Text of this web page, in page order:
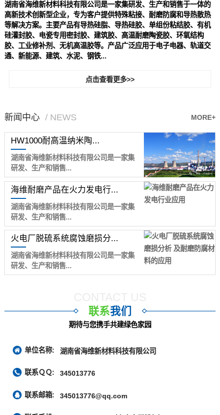
湖南省海维新材料科技有限公司是一家集研发、生产和销售于一体的
高新技术创新型企业，专为客户提供特殊粘接、耐磨防腐和导热散热
等解决方案。主要产品有导热硅脂、导热硅胶、单组份粘结胶、有机
硅灌封胶、电瓷专用密封胶、建筑胶、高温耐磨陶瓷胶、环氧结构
胶、工业修补剂、无机高温胶等。产品广泛应用于电子电器、轨道交
通、新能源、建筑、水泥、钢铁...
点击查看更多>>
新闻中心 / NEWS MORE+
HW1000耐高温纳米陶...
湖南省海维新材料科技有限公司是一家集
研发、生产和销售...
海维耐磨产品在火力发电行...
湖南省海维新材料科技有限公司是一家集
研发、生产和销售...
火电厂脱硫系统腐蚀磨损分...
湖南省海维新材料科技有限公司是一家集
研发、生产和销售...
联系我们
期待与您携手共建绿色家园
单位名称: 湖南省海维新材料科技有限公司
联系ＱＱ: 345013776
联系邮箱: 345013776@qq.com